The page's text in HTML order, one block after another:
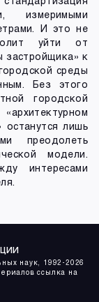
измеримыми
И это не
уйти от
застройщика» к
среды
Без этого
городской
останутся лишь
преодолеть
модели.
интересами
наук, 1992-2026
ссылка на